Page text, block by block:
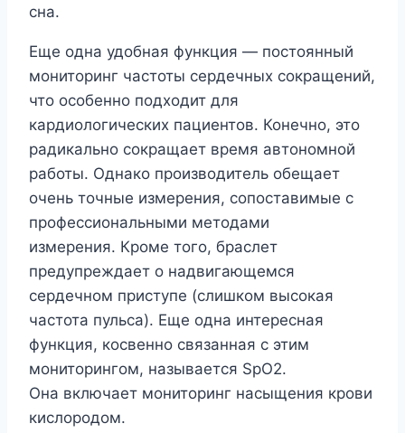
сна.
Еще одна удобная функция — постоянный
мониторинг частоты сердечных сокращений,
что особенно подходит для
кардиологических пациентов. Конечно, это
радикально сокращает время автономной
работы. Однако производитель обещает
очень точные измерения, сопоставимые с
профессиональными методами
измерения. Кроме того, браслет
предупреждает о надвигающемся
сердечном приступе (слишком высокая
частота пульса). Еще одна интересная
функция, косвенно связанная с этим
мониторингом, называется SpO2.
Она включает мониторинг насыщения крови
кислородом.